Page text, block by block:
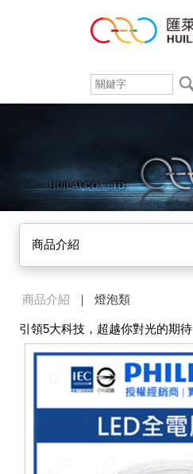
商品介紹
商品介紹 ｜ 燈泡類
引領5大科技，超越你對光的期待